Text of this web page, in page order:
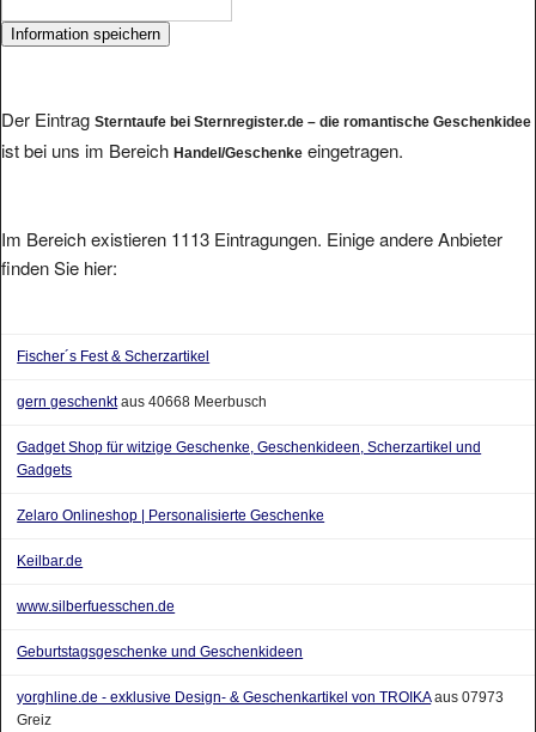
Der Eintrag Sterntaufe bei Sternregister.de – die romantische Geschenkidee
ist bei uns im Bereich Handel/Geschenke eingetragen.
Im Bereich existieren 1113 Eintragungen. Einige andere Anbieter
finden Sie hier:
Fischer´s Fest & Scherzartikel
gern geschenktaus 40668 Meerbusch
Gadget Shop für witzige Geschenke, Geschenkideen, Scherzartikel und
Gadgets
Zelaro Onlineshop | Personalisierte Geschenke
Keilbar.de
www.silberfuesschen.de
Geburtstagsgeschenke und Geschenkideen
yorghline.de - exklusive Design- & Geschenkartikel von TROIKAaus 07973
Greiz